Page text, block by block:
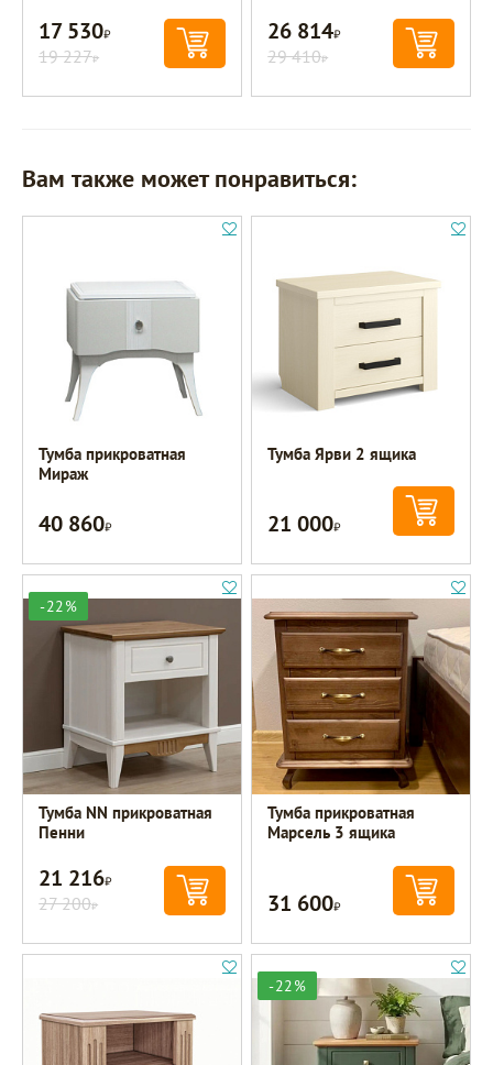
17 530Р
19 227Р
26 814Р
29 410Р
Вам также может понравиться:
Тумба прикроватная
Мираж
40 860Р
Тумба Ярви 2 ящика
21 000Р
-22%
Тумба NN прикроватная
Пенни
21 216Р
27 200Р
Тумба прикроватная
Марсель 3 ящика
31 600Р
-22%